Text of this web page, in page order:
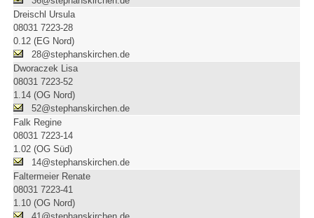
Dreischl Ursula
08031 7223-28
0.12 (EG Nord)
28@stephanskirchen.de
Dworaczek Lisa
08031 7223-52
1.14 (OG Nord)
52@stephanskirchen.de
Falk Regine
08031 7223-14
1.02 (OG Süd)
14@stephanskirchen.de
Faltermeier Renate
08031 7223-41
1.10 (OG Nord)